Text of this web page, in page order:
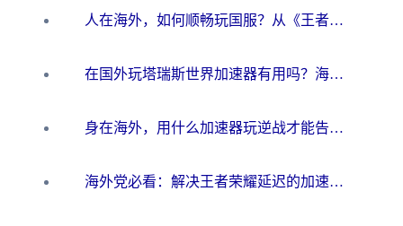
人在海外，如何顺畅玩国服？从《王者荣耀》到《云图计划》的加速器终极指南
在国外玩塔瑞斯世界加速器有用吗？海外玩家亲测后的真实答案
身在海外，用什么加速器玩逆战才能告别延迟？
海外党必看：解决王者荣耀延迟的加速器终极指南——从EVE到猫和老鼠，一个工具全搞定